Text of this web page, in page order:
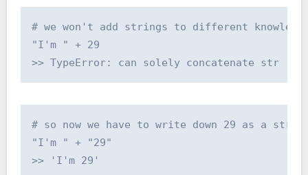
# we won't add strings to different
"I'm " + 29
>> TypeError: can solely concatenate str
# so now we have to write down 29 as a
"I'm " + "29"
>> 'I'm 29'